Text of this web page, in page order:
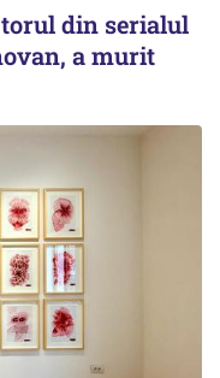
din serialul
a murit